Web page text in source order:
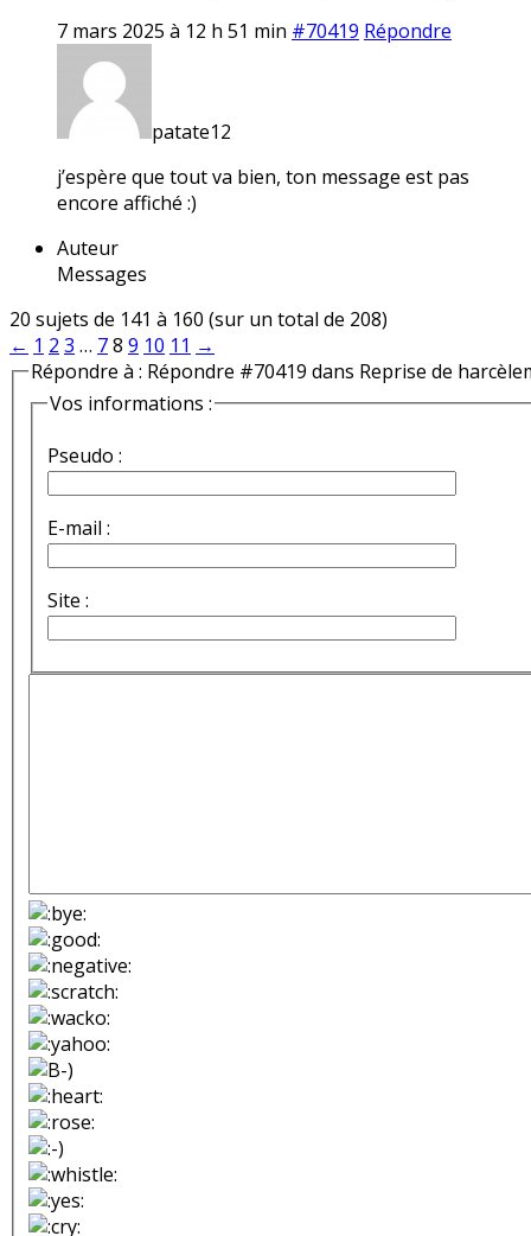
7 mars 2025 à 12 h 51 min #70419 Répondre
patate12
j’espère que tout va bien, ton message est pas
encore affiché :)
Auteur
Messages
20 sujets de 141 à 160 (sur un total de 208)
← 1 2 3 … 78 9 10 11 →
Répondre à : Répondre #70419 dans Reprise de
Vos informations :
Pseudo :
E-mail :
Site :